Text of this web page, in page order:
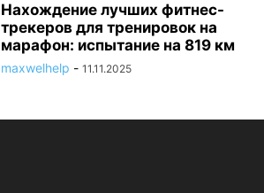
Нахождение лучших фитнес-
трекеров для тренировок на
марафон: испытание на 819 км
maxwelhelp - 11.11.2025